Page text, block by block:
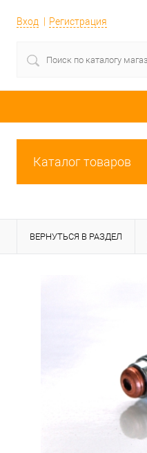
Вход Регистрация
Каталог товаров
ВЕРНУТЬСЯ В РАЗДЕЛ